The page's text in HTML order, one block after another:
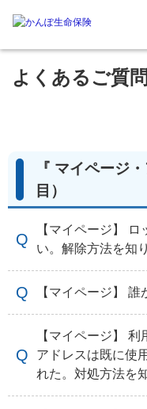
よくあるご質問
『 マイページ
目）
【マイページ】
い。解除方法を知
【マイページ】 誰
【マイページ】
アドレスは既に使
れた。対処方法を